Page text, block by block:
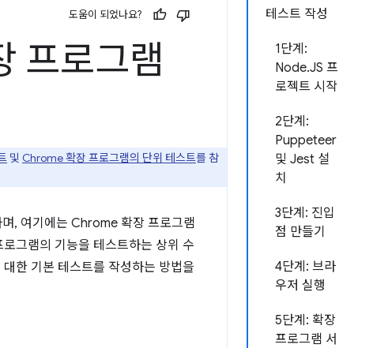
테스트 작성
1단계:
Node.JS 프
로젝트 시작
2단계:
Puppeteer
및 Jest 설
치
3단계: 진입
점 만들기
4단계: 브라
우저 실행
5단계: 확장
프로그램 서
도움이 되었나요?
프로그램
및 Chrome 확장 프로그램의 단위 테스트를 참
, 여기에는 Chrome 확장 프로그램
그램의 기능을 테스트하는 상위 수
한 기본 테스트를 작성하는 방법을